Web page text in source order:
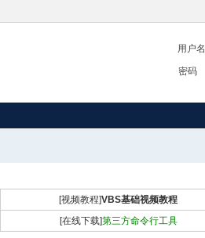
用户名
密码
[视频教程]VBS基础视频教程
[在线下载]第三方命令行工具